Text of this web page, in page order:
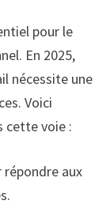
pour le
En 2025,
nécessite une
Voici
cette voie :
aux